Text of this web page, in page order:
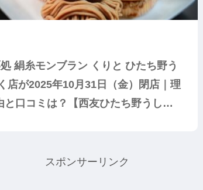
絹糸モンブラン くりと ひたち野う
店が2025年10月31日（金）閉店｜理
と口コミは？【西友ひたち野うしく
スポンサーリンク